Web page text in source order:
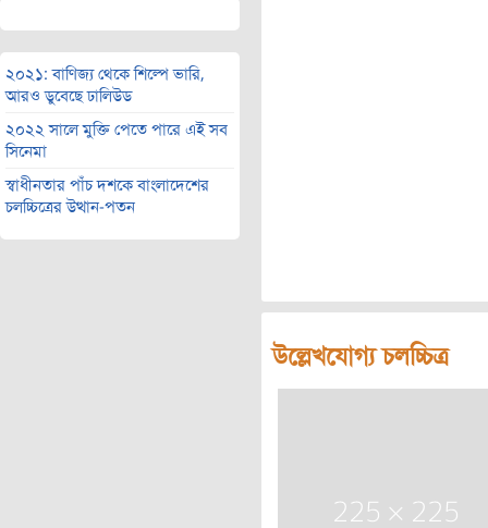
২০২১: বাণিজ্য থেকে শিল্পে ভারি,
আরও ডুবেছে ঢালিউড
২০২২ সালে মুক্তি পেতে পারে এই সব
সিনেমা
স্বাধীনতার পাঁচ দশকে বাংলাদেশের
চলচ্চিত্রের উত্থান-পতন
উল্লেখযোগ্য চলচ্চিত্র